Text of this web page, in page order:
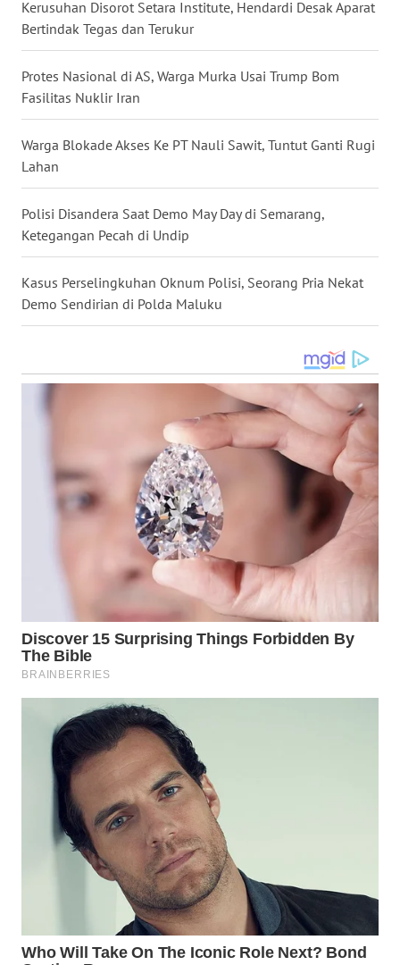
Kerusuhan Disorot Setara Institute, Hendardi Desak Aparat
Bertindak Tegas dan Terukur
Protes Nasional di AS, Warga Murka Usai Trump Bom
Fasilitas Nuklir Iran
Warga Blokade Akses Ke PT Nauli Sawit, Tuntut Ganti Rugi
Lahan
Polisi Disandera Saat Demo May Day di Semarang,
Ketegangan Pecah di Undip
Kasus Perselingkuhan Oknum Polisi, Seorang Pria Nekat
Demo Sendirian di Polda Maluku
WN
MALUKU
WN
MALUT
WN
DAIRI
WN
DANAU
WN
TAPANULI
SELATAN
LESUNG
WN
KARO
SIMALUNGUN
WN
LABUHANBATU
WN
TAPANULI
TENGAH